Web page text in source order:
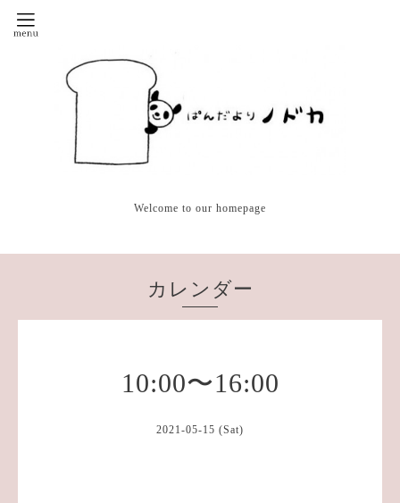
Welcome to our homepage
カレンダー
10:00〜16:00
2021-05-15 (Sat)